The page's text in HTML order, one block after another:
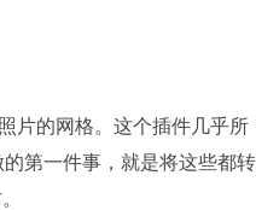
片的网格。这个插件几乎所
第一件事，就是将这些都转